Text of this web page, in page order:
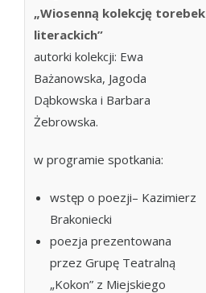
„Wiosenną kolekcję torebek
literackich”
autorki kolekcji: Ewa
Bażanowska, Jagoda
Dąbkowska i Barbara
Żebrowska.
w programie spotkania:
wstęp o poezji– Kazimierz
Brakoniecki
poezja prezentowana
przez Grupę Teatralną
„Kokon” z Miejskiego